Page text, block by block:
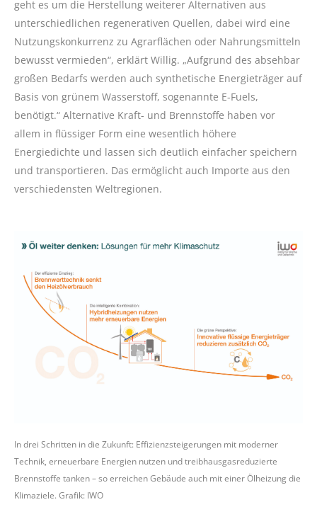
geht es um die Herstellung weiterer Alternativen aus
unterschiedlichen regenerativen Quellen, dabei wird eine
Nutzungskonkurrenz zu Agrarflächen oder Nahrungsmitteln
bewusst vermieden“, erklärt Willig. „Aufgrund des absehbar
großen Bedarfs werden auch synthetische Energieträger auf
Basis von grünem Wasserstoff, sogenannte E-Fuels,
benötigt.“ Alternative Kraft- und Brennstoffe haben vor
allem in flüssiger Form eine wesentlich höhere
Energiedichte und lassen sich deutlich einfacher speichern
und transportieren. Das ermöglicht auch Importe aus den
verschiedensten Weltregionen.
In drei Schritten in die Zukunft: Effizienzsteigerungen mit moderner
Technik, erneuerbare Energien nutzen und treibhausgasreduzierte
Brennstoffe tanken – so erreichen Gebäude auch mit einer Ölheizung die
Klimaziele. Grafik: IWO